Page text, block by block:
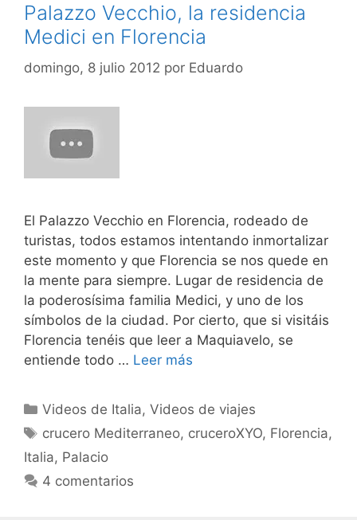
Palazzo Vecchio, la residencia
Medici en Florencia
domingo, 8 julio 2012 por Eduardo
El Palazzo Vecchio en Florencia, rodeado de
turistas, todos estamos intentando inmortalizar
este momento y que Florencia se nos quede en
la mente para siempre. Lugar de residencia de
la poderosísima familia Medici, y uno de los
símbolos de la ciudad. Por cierto, que si visitáis
Florencia tenéis que leer a Maquiavelo, se
entiende todo … Leer más
Categorías
Videos de Italia,Videos de viajes
Etiquetas
crucero Mediterraneo, cruceroXYO, Florencia,
Italia, Palacio
4 comentarios